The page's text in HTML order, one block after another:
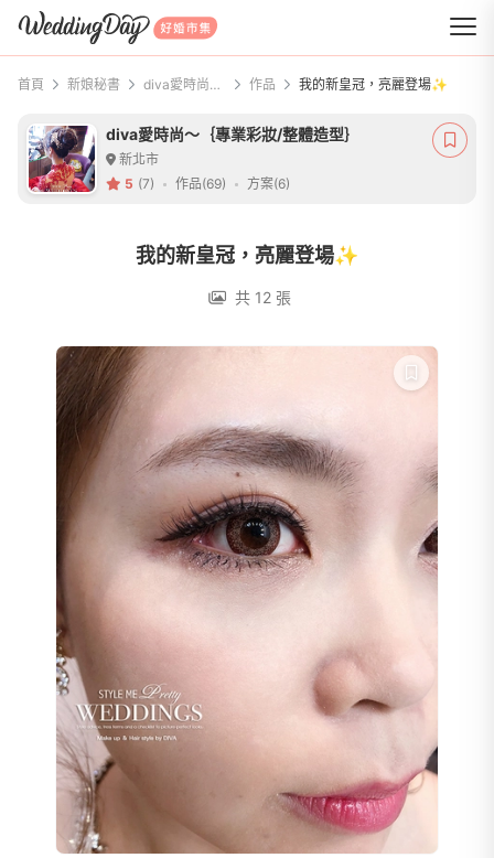
WeddingDay 好婚市集
首頁 新娘秘書 diva愛時尚～｛專業彩妝/整體造型｝ 作品 我的新皇冠，亮麗登場✨
diva愛時尚～｛專業彩妝/整體造型｝
新北市
5 (7) 作品(69) 方案(6)
我的新皇冠，亮麗登場✨
共 12 張